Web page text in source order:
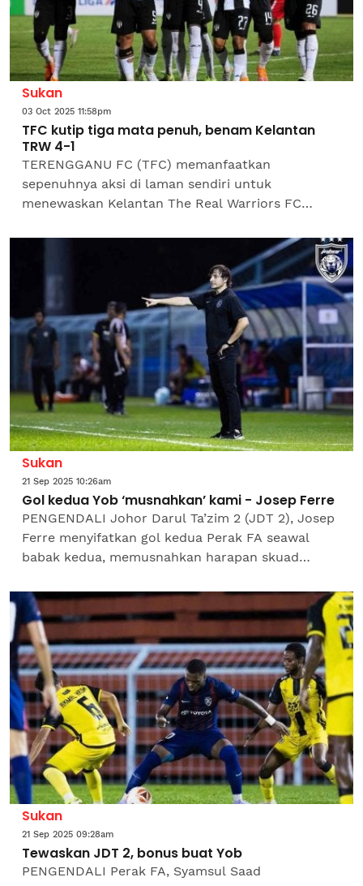
Sukan
03 Oct 2025 11:58pm
TFC kutip tiga mata penuh, benam Kelantan
TRW 4-1
TERENGGANU FC (TFC) memanfaatkan
sepenuhnya aksi di laman sendiri untuk
menewaskan Kelantan The Real Warriors FC
Stadium Sultan Mizan Zainal Abidin (SSMZA)...
Sukan
21 Sep 2025 10:26am
Gol kedua Yob ‘musnahkan’ kami - Josep Ferre
PENGENDALI Johor Darul Ta’zim 2 (JDT 2), Josep
Ferre menyifatkan gol kedua Perak FA seawal
babak kedua, memusnahkan harapan skuad
di laman sendiri...
Sukan
21 Sep 2025 09:28am
Tewaskan JDT 2, bonus buat Yob
PENGENDALI Perak FA, Syamsul Saad